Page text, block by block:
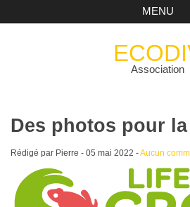
Association
MENU
Des photos pour la
Rédigé par Pierre - 05 mai 2022 -Aucun